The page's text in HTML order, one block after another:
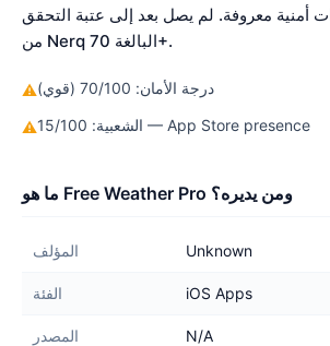
أمنية معروفة. لم يصل بعد إلى عتبة التحقق
من Nerq البالغة 70+.
⚠ درجة الأمان: 70/100 (قوي)
⚠ الشعبية: 15/100 — App Store presence
ما هو Free Weather Pro ومن يديره؟
المؤلف Unknown
الفئة iOS Apps
المصدر N/A